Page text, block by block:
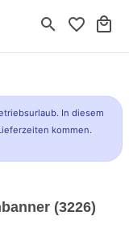
search favorite_border local_mall
In diesem
kommen.
(3226)